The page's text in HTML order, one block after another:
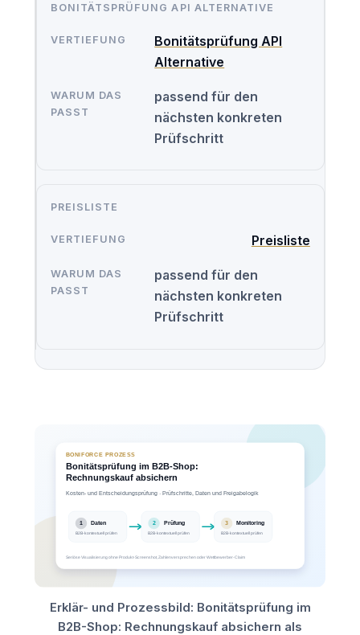
BONITÄTSPRÜFUNG API ALTERNATIVE
Bonitätsprüfung API
Alternative
passend für den
nächsten konkreten
Prüfschritt
PREISLISTE
Preisliste
passend für den
nächsten konkreten
Prüfschritt
Erklär- und Prozessbild: Bonitätsprüfung im
B2B-Shop: Rechnungskauf absichern als